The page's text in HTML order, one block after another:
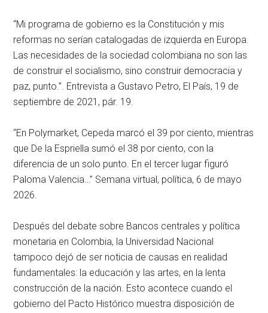
“Mi programa de gobierno es la Constitución y mis
reformas no serían catalogadas de izquierda en Europa.
Las necesidades de la sociedad colombiana no son las
de construir el socialismo, sino construir democracia y
paz, punto.”. Entrevista a Gustavo Petro, El País, 19 de
septiembre de 2021, pár. 19.
“En Polymarket, Cepeda marcó el 39 por ciento, mientras
que De la Espriella sumó el 38 por ciento, con la
diferencia de un solo punto. En el tercer lugar figuró
Paloma Valencia…” Semana virtual, política, 6 de mayo
2026.
Después del debate sobre Bancos centrales y política
monetaria en Colombia, la Universidad Nacional
tampoco dejó de ser noticia de causas en realidad
fundamentales: la educación y las artes, en la lenta
construcción de la nación. Esto acontece cuando el
gobierno del Pacto Histórico muestra disposición de